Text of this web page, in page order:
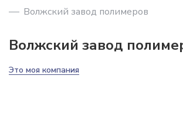
Волжский завод полимеров
Волжский завод
Это моя компания